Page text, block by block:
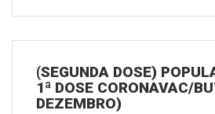
(SEGUNDA DOSE)
1ª DOSE CORONAVAC/
DEZEMBRO)